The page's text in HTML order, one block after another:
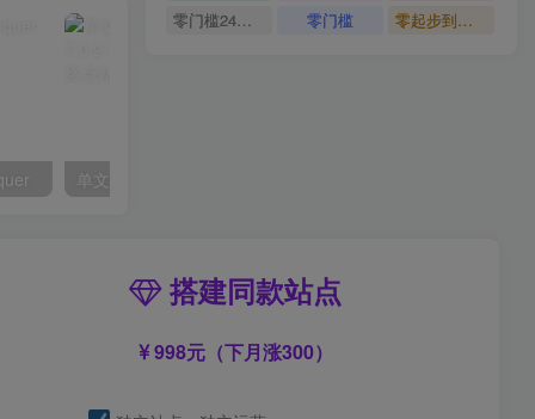
零门槛24小时无人值守被动创收项目
零门槛 零起步到独立实操
搭建同款站点
998元（下月涨300）